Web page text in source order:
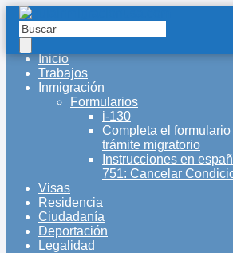
Inicio
Trabajos
Inmigración
Formularios
i-130
Completa el
trámite migratorio
Instrucciones en
751: Cancelar
Visas
Residencia
Ciudadanía
Deportación
Legalidad